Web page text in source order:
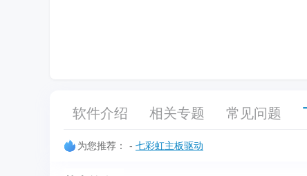
软件介绍 相关专题 常见问题
为您推荐： - 七彩虹主板驱动